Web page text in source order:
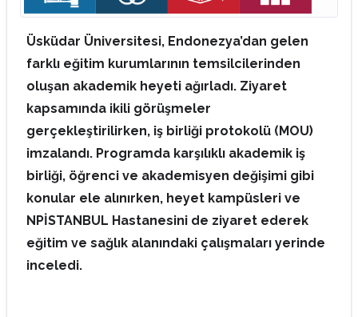
Üsküdar Üniversitesi, Endonezya’dan gelen
farklı eğitim kurumlarının temsilcilerinden
oluşan akademik heyeti ağırladı. Ziyaret
kapsamında ikili görüşmeler
gerçekleştirilirken, iş birliği protokolü (MOU)
imzalandı. Programda karşılıklı akademik iş
birliği, öğrenci ve akademisyen değişimi gibi
konular ele alınırken, heyet kampüsleri ve
NPİSTANBUL Hastanesini de ziyaret ederek
eğitim ve sağlık alanındaki çalışmaları yerinde
inceledi.